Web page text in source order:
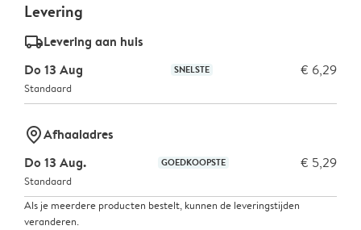
Levering
delivery_standard_v2Levering aan huis
Do 13 Aug
SNELSTE € 6,29
Standaard
marker-pinAfhaaladres
Do 13 Aug.
GOEDKOOPSTE € 5,29
Standaard
Als je meerdere producten bestelt, kunnen de leveringstijden
veranderen.